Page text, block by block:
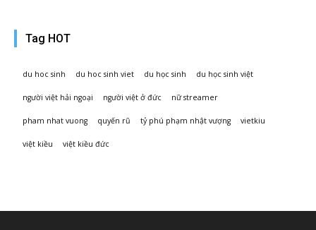
Tag HOT
du hoc sinh du hoc sinh viet du học sinh du học sinh việt
người việt hải ngoại người việt ở đức nữ streamer
pham nhat vuong quyến rũ tỷ phú phạm nhật vượng vietkiu
việt kiều việt kiều đức